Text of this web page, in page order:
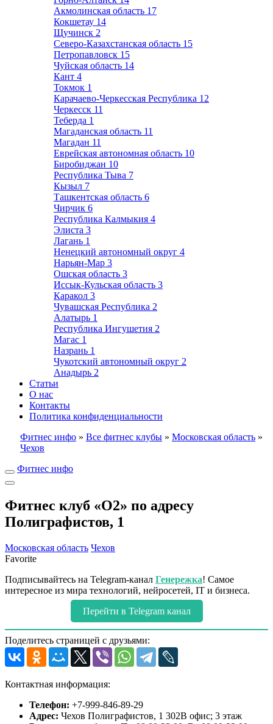
Акмолинская область 17
Кокшетау 14
Щучинск 2
Северо-Казахстанская область 15
Петропавловск 15
Чуйская область 14
Кант 4
Токмок 1
Карачаево-Черкесская Республика 12
Черкесск 11
Теберда 1
Магаданская область 11
Магадан 11
Еврейская автономная область 10
Биробиджан 10
Республика Тыва 7
Кызыл 7
Ташкентская область 6
Чирчик 6
Республика Калмыкия 4
Элиста 3
Лагань 1
Ненецкий автономный округ 4
Нарьян-Мар 3
Ошская область 3
Иссык-Кульская область 3
Каракол 3
Чувашская Республика 2
Алатырь 1
Республика Ингушетия 2
Магас 1
Назрань 1
Чукотский автономный округ 2
Анадырь 2
Статьи
О нас
Контакты
Политика конфиденциальности
Фитнес инфо » Все фитнес клубы » Московская область »
Чехов
Фитнес инфо
Фитнес клуб «О2» по адресу
Полиграфистов, 1
Московская область Чехов
Favorite
Подписывайтесь на Telegram-канал Генережка! Самое
интересное из мира технологий, нейросетей, IT и бизнеса.
Перейти в Telegram канал
Поделитесь страницей с друзьями:
Контактная информация:
Телефон: +7-999-846-89-29
Адрес: Чехов Полиграфистов, 1 302В офис; 3 этаж